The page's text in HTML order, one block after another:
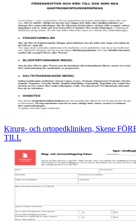
Kirurg- och ortopedkliniken, Skene
TILL